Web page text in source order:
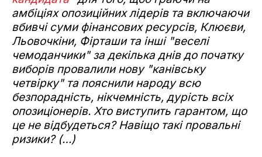
амбіціях опозиційних лідерів та включаючи
вбивчі суми фінансових ресурсів, Клюєви,
Льовочкіни, Фірташи та інші "веселі
чемоданчики" за декілька днів до початку
виборів провалили нову "канівську
четвірку" та пояснили народу всю
безпорадність, нікчемність, дурість всіх
опозиціонерів. Хто виступить гарантом, що
це не відбудеться? Навіщо такі провальні
ризики? (…)